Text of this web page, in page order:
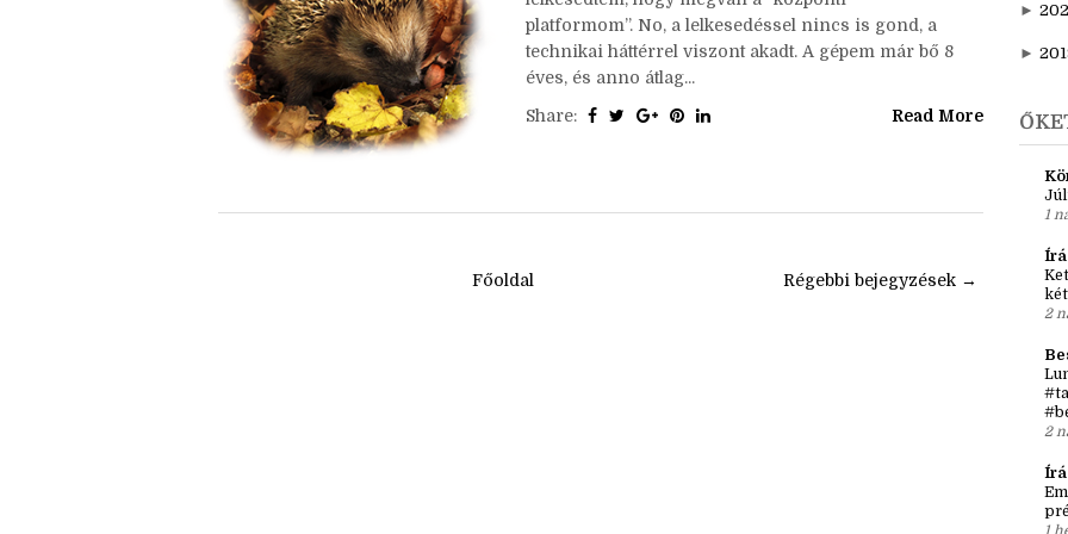
helyzetjelentés óta:Akkor ugye bejelentettem, hogy
elindítottam YT-on az írói vlogomat, és nagyon
lelkesedtem, hogy megvan a “központi
platformom”. No, a lelkesedéssel nincs is gond, a
technikai háttérrel viszont akadt. A gépem már bő 8
►
►
1
2
2